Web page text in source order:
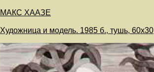
МАКС ХААЗЕ
Художница и модель. 1985 б., тушь, 60х30